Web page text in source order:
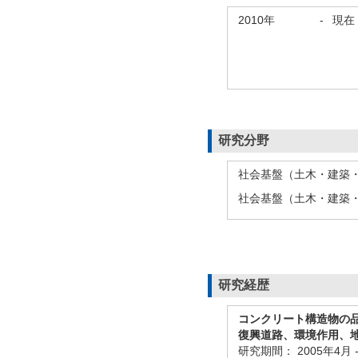
2010年 - 現在
研究分野
社会基盤（土木・建築
社会基盤（土木・建築
研究経歴
コンクリート構造物の
復興道路、環境作用、
研究期間： 2005年4月 -